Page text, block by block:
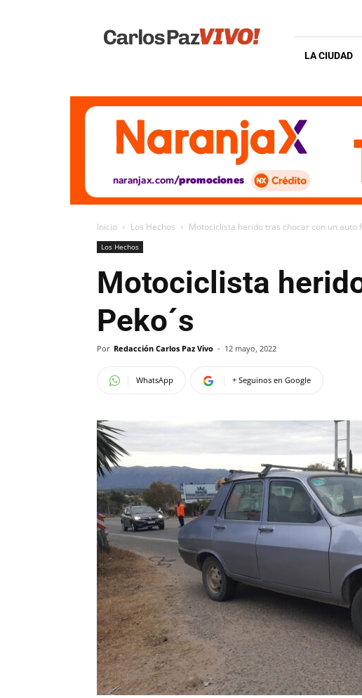
Vivo
LA CIUDAD
Inicio Los Hechos Motociclista herido tras chocar con un auto
Los Hechos
Motociclista
Peko´s
Por Redacción Carlos Paz Vivo - 12 mayo, 2022
WhatsApp + Seguinos en Google